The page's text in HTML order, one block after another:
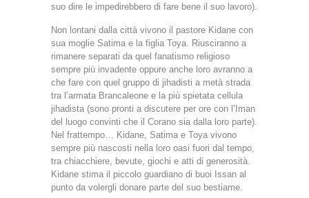
suo dire le impedirebbero di fare bene il suo lavoro).
Non lontani dalla città vivono il pastore Kidane con
sua moglie Satima e la figlia Toya. Riusciranno a
rimanere separati da quel fanatismo religioso
sempre più invadente oppure anche loro avranno a
che fare con quel gruppo di jihadisti a metà strada
tra l’armata Brancaleone e la più spietata cellula
jihadista (sono pronti a discutere per ore con l’Iman
del luogo convinti che il Corano sia dalla loro parte).
Nel frattempo… Kidane, Satima e Toya vivono
sempre più nascosti nella loro oasi fuori dal tempo,
tra chiacchiere, bevute, giochi e atti di generosità.
Kidane stima il piccolo guardiano di buoi Issan al
punto da volergli donare parte del suo bestiame.